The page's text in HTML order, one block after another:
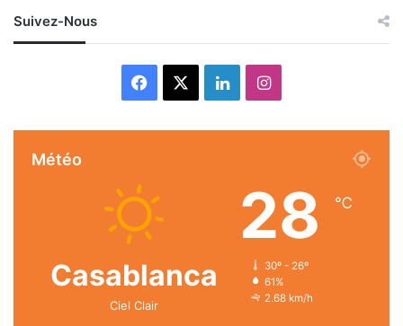
Suivez-Nous
Facebook LinkedinInstagram
Météo
Casablanca
Ciel Clair
28 ℃
30º - 26º
61%
2.68 km/h